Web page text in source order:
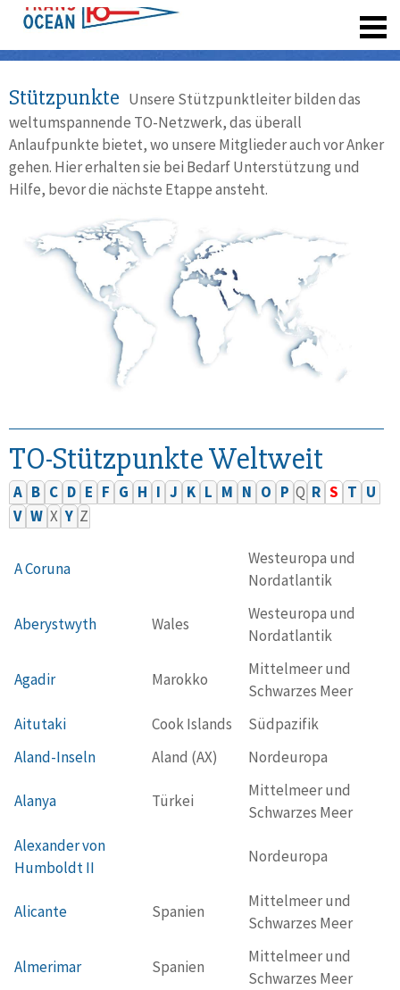
Stützpunkte Unsere Stützpunktleiter bilden das
weltumspannende TO-Netzwerk, das überall
Anlaufpunkte bietet, wo unsere Mitglieder auch vor Anker
gehen. Hier erhalten sie bei Bedarf Unterstützung und
Hilfe, bevor die nächste Etappe ansteht.
TO-Stützpunkte Weltweit
A B C D E F G H I J K L M N O P Q R S T U
V W X Y Z
A Coruna
Westeuropa und
Nordatlantik
Aberystwyth Wales
Westeuropa und
Nordatlantik
Agadir Marokko
Mittelmeer und
Schwarzes Meer
Aitutaki
Cook Islands
Südpazifik
Aland-Inseln
Aland (AX) Nordeuropa
Alanya Türkei
Mittelmeer und
Schwarzes Meer
Alexander von
Humboldt II
Nordeuropa
Alicante Spanien
Mittelmeer und
Schwarzes Meer
Almerimar Spanien
Mittelmeer und
Schwarzes Meer